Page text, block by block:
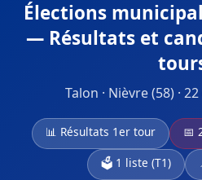
Élections
— Résultats et
Talon · Nièvre (58) ·
📊 Résultats 1er tour
📅
🗳️ 1 liste (T1)